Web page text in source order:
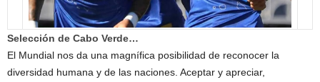
Selección de Cabo Verde…
El Mundial nos da una magnífica posibilidad de reconocer la
diversidad humana y de las naciones. Aceptar y apreciar,